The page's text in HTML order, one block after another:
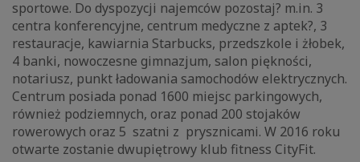
sportowe. Do dyspozycji najemców pozostaj? m.in. 3
centra konferencyjne, centrum medyczne z aptek?, 3
restauracje, kawiarnia Starbucks, przedszkole i żłobek,
4 banki, nowoczesne gimnazjum, salon piękności,
notariusz, punkt ładowania samochodów elektrycznych.
Centrum posiada ponad 1600 miejsc parkingowych,
również podziemnych, oraz ponad 200 stojaków
rowerowych oraz 5 szatni z prysznicami. W 2016 roku
otwarte zostanie dwupiętrowy klub fitness CityFit.